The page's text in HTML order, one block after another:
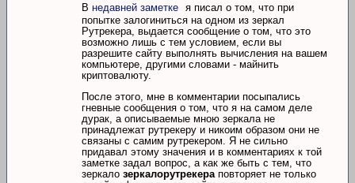
В недавней заметке я писал о том, что при
попытке залогиниться на одном из зеркал
Рутрекера, выдается сообщение о том, что это
возможно лишь с тем условием, если вы
разрешите сайту выполнять вычисления на вашем
компьютере, другими словами - майнить
криптовалюту.
После этого, мне в комментарии посыпались
гневные сообщения о том, что я на самом деле
дурак, а описываемые мною зеркала не
принадлежат рутрекеру и никоим образом они не
связаны с самим рутрекером. Я не сильно
придавал этому значения и в комментариях к той
заметке задал вопрос, а как же быть с тем, что
зеркало зеркалорутрекера повторяет не только